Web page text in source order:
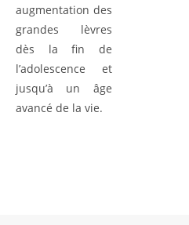
augmentation des
grandes lèvres
dès la fin de
l’adolescence et
jusqu’à un âge
avancé de la vie.